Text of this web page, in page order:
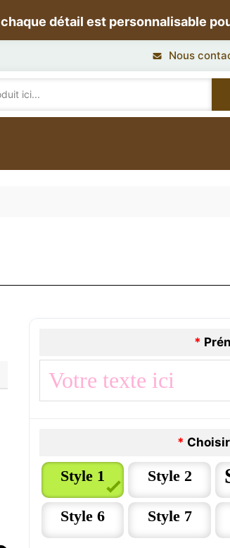
chaque détail est personnalisable
Nous
*
*
Style 1 Style 2
Style 6 Style 7